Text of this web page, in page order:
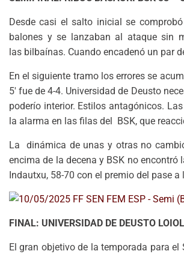
Desde casi el salto inicial se
balones y se lanzaban al ataque sin
las bilbaínas. Cuando encadenó un par
En el siguiente tramo los errores se
5′ fue de 4-4. Universidad de Deusto
poderío interior. Estilos antagónicos.
la alarma en las filas del BSK, que
La dinámica de unas y otras no
encima de la decena y BSK no
Indautxu, 58-70 con el premio del pase a
FINAL: UNIVERSIDAD DE DEUSTO
El gran objetivo de la temporada para